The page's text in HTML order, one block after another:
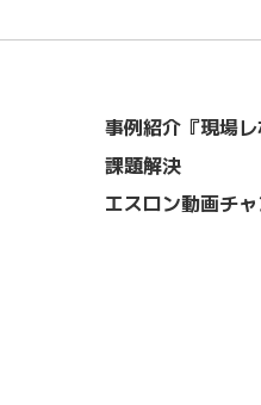
事例紹介『現場レ
課題解決
エスロン動画チ